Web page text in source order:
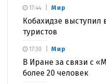
Мир
Кобахидзе выступил
туристов
17:44
Мир
В Иране за связи с
более 20 человек
17:30